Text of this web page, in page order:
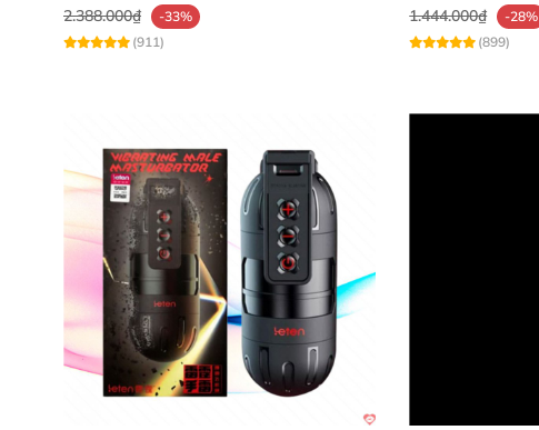
2.388.000₫
-33%
(911)
1.444.000₫
-28%
(899)